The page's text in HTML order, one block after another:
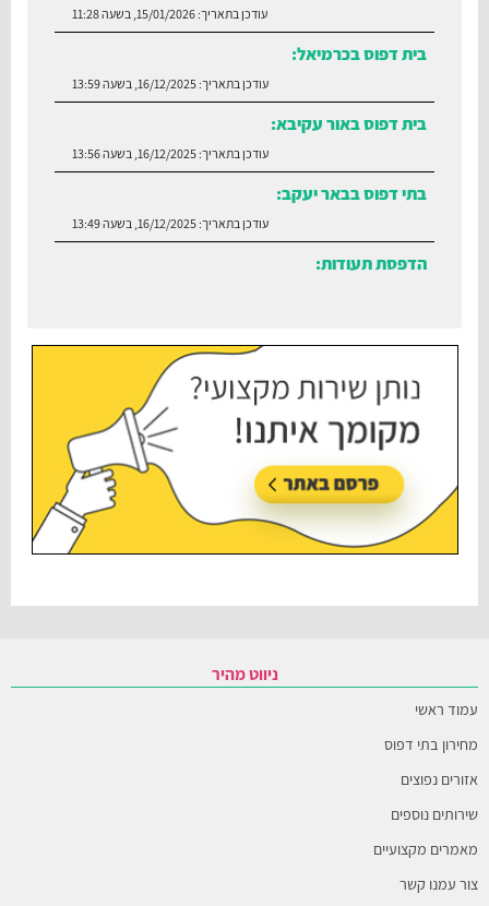
עודכן בתאריך: 15/01/2026, בשעה 11:28
בית דפוס בכרמיאל:
עודכן בתאריך: 16/12/2025, בשעה 13:59
בית דפוס באור עקיבא:
עודכן בתאריך: 16/12/2025, בשעה 13:56
בתי דפוס בבאר יעקב:
עודכן בתאריך: 16/12/2025, בשעה 13:49
הדפסת תעודות:
ניווט מהיר
עמוד ראשי
מחירון בתי דפוס
אזורים נפוצים
שירותים נוספים
מאמרים מקצועיים
צור עמנו קשר